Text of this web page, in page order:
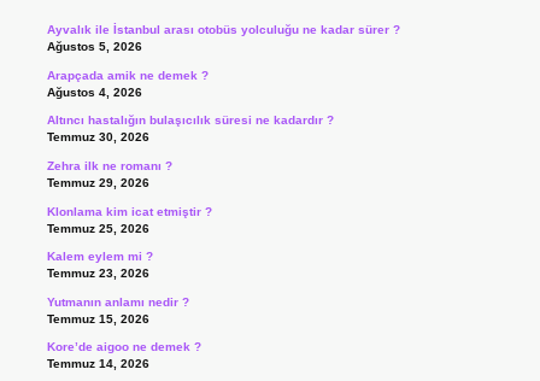
Ayvalık ile İstanbul arası otobüs yolculuğu ne kadar sürer ?
Ağustos 5, 2026
Arapçada amik ne demek ?
Ağustos 4, 2026
Altıncı hastalığın bulaşıcılık süresi ne kadardır ?
Temmuz 30, 2026
Zehra ilk ne romanı ?
Temmuz 29, 2026
Klonlama kim icat etmiştir ?
Temmuz 25, 2026
Kalem eylem mi ?
Temmuz 23, 2026
Yutmanın anlamı nedir ?
Temmuz 15, 2026
Kore’de aigoo ne demek ?
Temmuz 14, 2026